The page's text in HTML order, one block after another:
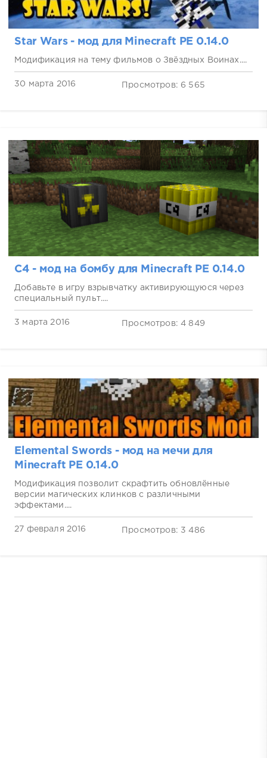
Star Wars - мод для Minecraft PE 0.14.0
Модификация на тему фильмов о Звёздных Воинах....
30 марта 2016 Просмотров: 6 565
C4 - мод на бомбу для Minecraft PE 0.14.0
Добавьте в игру взрывчатку активирующуюся через
специальный пульт....
3 марта 2016 Просмотров: 4 849
Elemental Swords - мод на мечи для
Minecraft PE 0.14.0
Модификация позволит скрафтить обновлённые
версии магических клинков с различными
эффектами....
27 февраля 2016 Просмотров: 3 486